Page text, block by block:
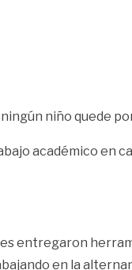
niño quede
académico en
entregaron
en la